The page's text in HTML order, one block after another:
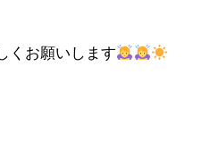
くお願いします